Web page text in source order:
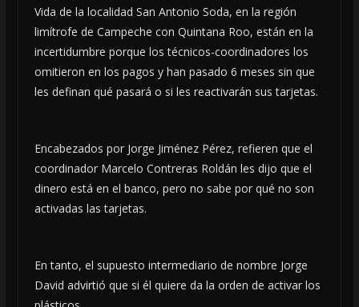
Vida de la localidad San Antonio Soda, en la región
limítrofe de Campeche con Quintana Roo, están en la
incertidumbre porque los técnicos-coordinadores los
omitieron en los pagos y han pasado 6 meses sin que
les definan qué pasará o si les reactivarán sus tarjetas.
Encabezados por Jorge Jiménez Pérez, refieren que el
coordinador Marcelo Contreras Roldán les dijo que el
dinero está en el banco, pero no sabe por qué no son
activadas las tarjetas.
En tanto, el supuesto intermediario de nombre Jorge
David advirtió que si él quiere da la orden de activar los